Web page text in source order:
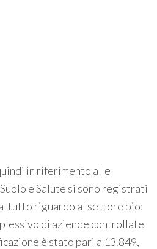
in riferimento alle
e Salute si sono registrati
riguardo al settore bio:
di aziende controllate
è stato pari a 13.849,